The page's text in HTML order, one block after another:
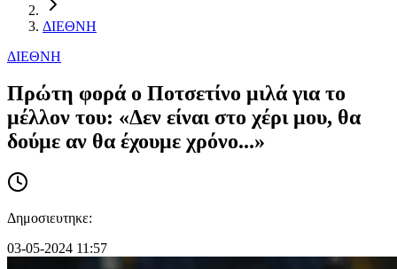
ΔΙΕΘΝΗ
ΔΙΕΘΝΗ
Πρώτη φορά ο Ποτσετίνο μιλά για το
μέλλον του: «Δεν είναι στο χέρι μου, θα
δούμε αν θα έχουμε χρόνο...»
Δημοσιευτηκε:
03-05-2024 11:57